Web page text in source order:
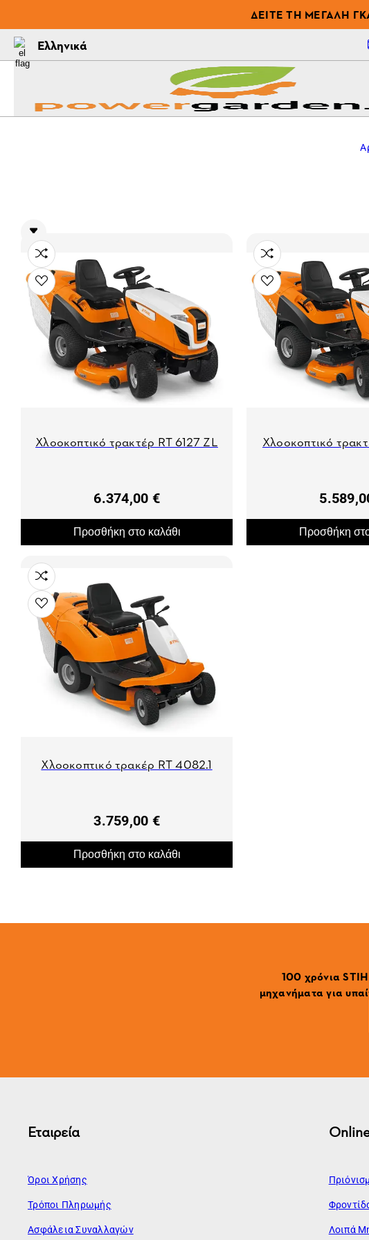
ΔΕΊΤΕ ΤΗ ΜΕΓΆΛΗ
Ελληνικά
Χλοοκοπτικό τρακτέρ RT 6127 ZL
6.374,00 €
Προσθήκη στο καλάθι
Χλοοκοπτικό
Προσθήκη
Χλοοκοπτικό τρακέρ RT 4082.1
3.759,00 €
Προσθήκη στο καλάθι
100 χρόνια
μηχανήματα για
Εταιρεία
Όροι Χρήσης
Τρόποι Πληρωμής
Ασφάλεια Συναλλαγών Λοιπά